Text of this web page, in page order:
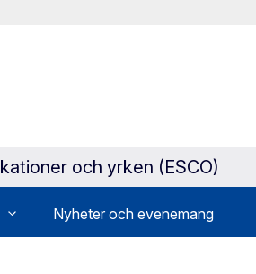
och yrken (ESCO)
Nyheter och evenemang